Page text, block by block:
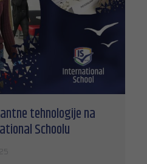
tehnologije na
Schoolu